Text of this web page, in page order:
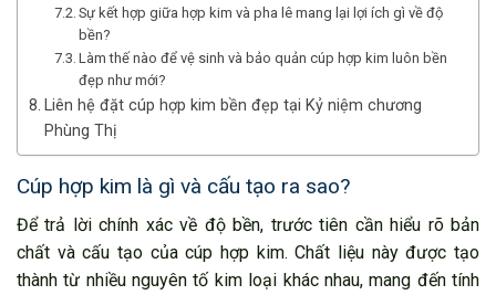
Sự kết hợp giữa hợp kim và pha lê mang lại lợi ích gì về độ
bền?
Làm thế nào để vệ sinh và bảo quản cúp hợp kim luôn bền
đẹp như mới?
Liên hệ đặt cúp hợp kim bền đẹp tại Kỷ niệm chương
Phùng Thị
Cúp hợp kim là gì và cấu tạo ra sao?
Để trả lời chính xác về độ bền, trước tiên cần hiểu rõ bản
chất và cấu tạo của cúp hợp kim. Chất liệu này được tạo
thành từ nhiều nguyên tố kim loại khác nhau, mang đến tính